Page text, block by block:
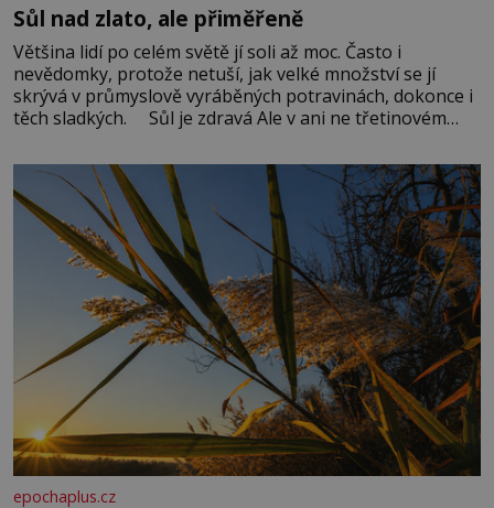
Sůl nad zlato, ale přiměřeně
Většina lidí po celém světě jí soli až moc. Často i
nevědomky, protože netuší, jak velké množství se jí
skrývá v průmyslově vyráběných potravinách, dokonce i
těch sladkých. Sůl je zdravá Ale v ani ne třetinovém
základní složky– sodík a chlór – jsou zásadní pro
správné hospodaření
epochaplus.cz